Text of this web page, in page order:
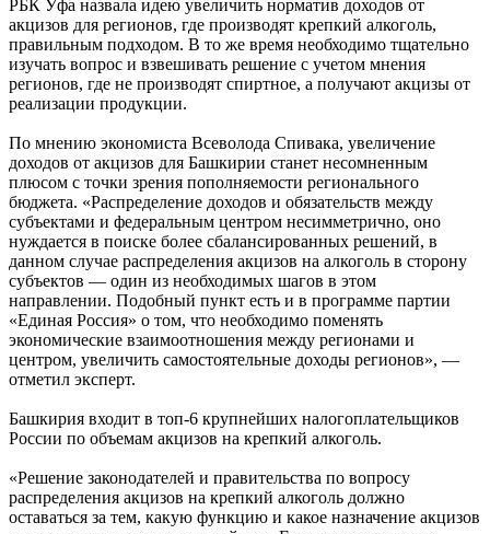
РБК Уфа назвала идею увеличить норматив доходов от
акцизов для регионов, где производят крепкий алкоголь,
правильным подходом. В то же время необходимо тщательно
изучать вопрос и взвешивать решение с учетом мнения
регионов, где не производят спиртное, а получают акцизы от
реализации продукции.
По мнению экономиста Всеволода Спивака, увеличение
доходов от акцизов для Башкирии станет несомненным
плюсом с точки зрения пополняемости регионального
бюджета. «Распределение доходов и обязательств между
субъектами и федеральным центром несимметрично, оно
нуждается в поиске более сбалансированных решений, в
данном случае распределения акцизов на алкоголь в сторону
субъектов — один из необходимых шагов в этом
направлении. Подобный пункт есть и в программе партии
«Единая Россия» о том, что необходимо поменять
экономические взаимоотношения между регионами и
центром, увеличить самостоятельные доходы регионов», —
отметил эксперт.
Башкирия входит в топ-6 крупнейших налогоплательщиков
России по объемам акцизов на крепкий алкоголь.
«Решение законодателей и правительства по вопросу
распределения акцизов на крепкий алкоголь должно
оставаться за тем, какую функцию и какое назначение акцизов